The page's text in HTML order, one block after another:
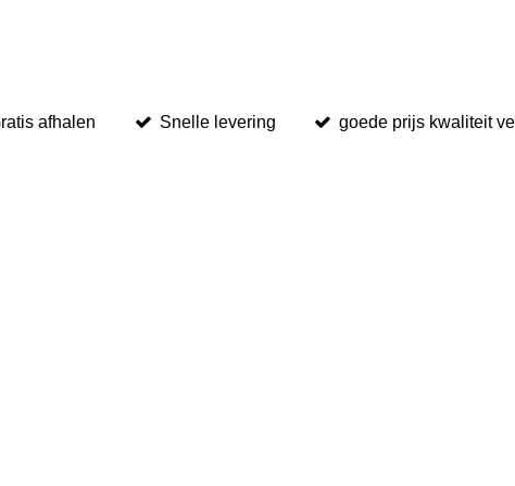
afhalen Snelle levering goede prijs kwaliteit